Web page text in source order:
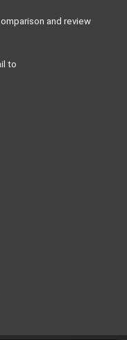
and review
to